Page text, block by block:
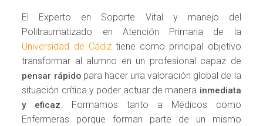
El Experto en Soporte Vital y manejo del
Politraumatizado en Atención Primaria de la
Universidad de Cádiztiene como principal objetivo
transformar al alumno en un profesional capaz de
pensar rápidopara hacer una valoración global de la
situación crítica y poder actuar de manera inmediata
y eficaz. Formamos tanto a Médicos como
Enfermeras porque forman parte de un mismo